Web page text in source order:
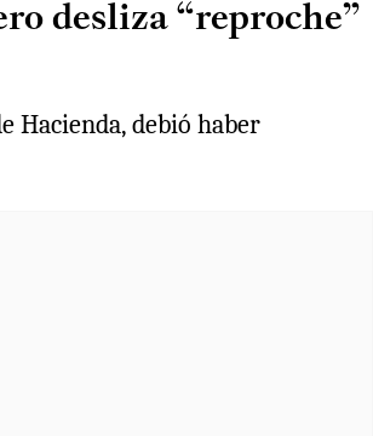
desliza “reproche”
Hacienda, debió haber